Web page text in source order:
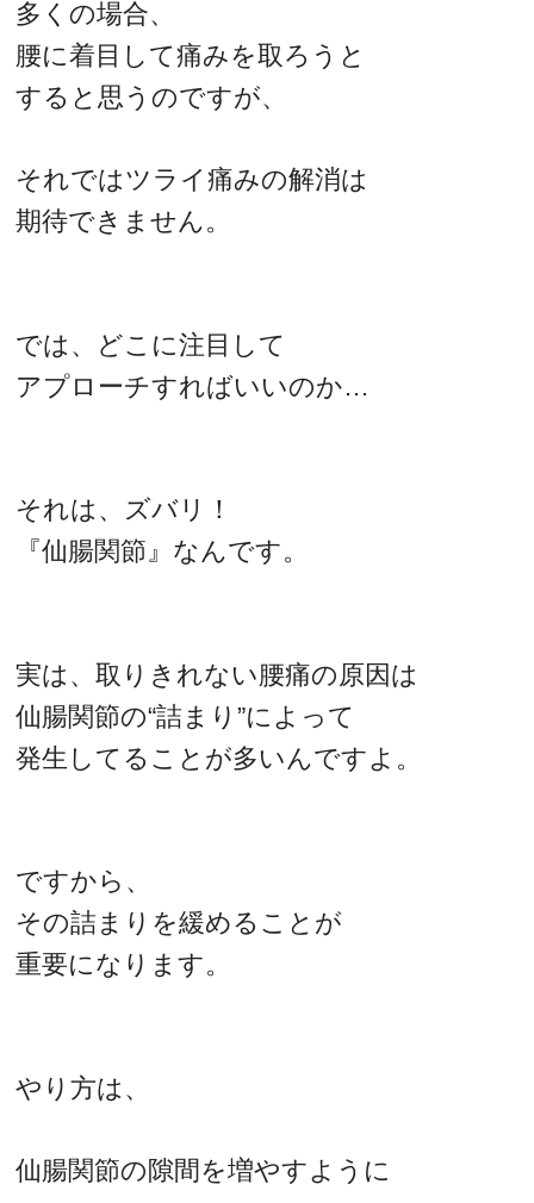
多くの場合、
腰に着目して痛みを取ろうと
すると思うのですが、
それではツライ痛みの解消は
期待できません。
では、どこに注目して
アプローチすればいいのか…
それは、ズバリ！
『仙腸関節』なんです。
実は、取りきれない腰痛の原因は
仙腸関節の“詰まり”によって
発生してることが多いんですよ。
ですから、
その詰まりを緩めることが
重要になります。
やり方は、
仙腸関節の隙間を増やすように